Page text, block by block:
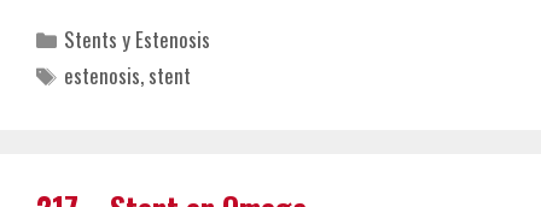
Categorías
Stents y Estenosis
Etiquetas
estenosis, stent